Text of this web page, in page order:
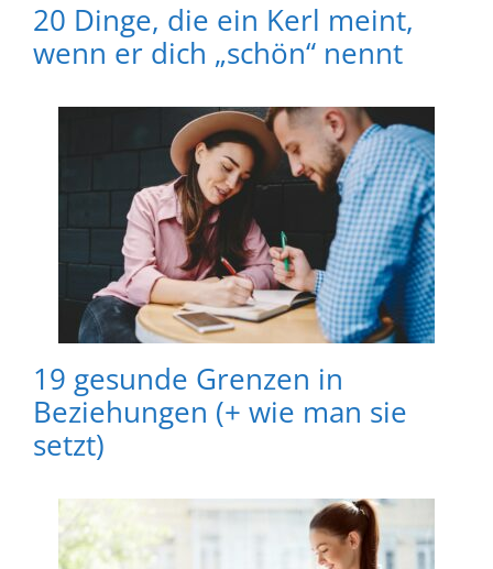
20 Dinge, die ein Kerl meint,
wenn er dich „schön“ nennt
19 gesunde Grenzen in
Beziehungen (+ wie man sie
setzt)